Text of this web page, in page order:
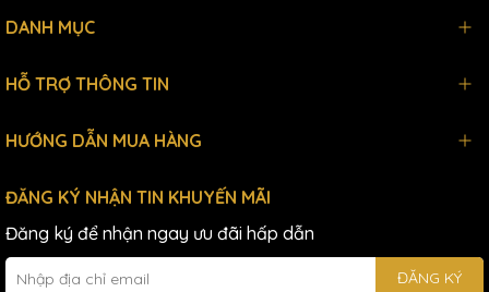
DANH MỤC
HỖ TRỢ THÔNG TIN
HƯỚNG DẪN MUA HÀNG
ĐĂNG KÝ NHẬN TIN KHUYẾN MÃI
Đăng ký để nhận ngay ưu đãi hấp dẫn
ĐĂNG KÝ